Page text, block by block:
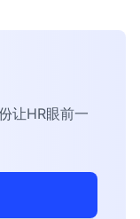
让HR眼前一